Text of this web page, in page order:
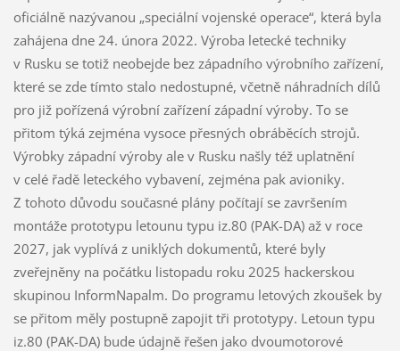
oficiálně nazývanou „speciální vojenské operace“, která byla
zahájena dne 24. února 2022. Výroba letecké techniky
v Rusku se totiž neobejde bez západního výrobního zařízení,
které se zde tímto stalo nedostupné, včetně náhradních dílů
pro již pořízená výrobní zařízení západní výroby. To se
přitom týká zejména vysoce přesných obráběcích strojů.
Výrobky západní výroby ale v Rusku našly též uplatnění
v celé řadě leteckého vybavení, zejména pak avioniky.
Z tohoto důvodu současné plány počítají se završením
montáže prototypu letounu typu iz.80 (PAK-DA) až v roce
2027, jak vyplívá z uniklých dokumentů, které byly
zveřejněny na počátku listopadu roku 2025 hackerskou
skupinou InformNapalm. Do programu letových zkoušek by
se přitom měly postupně zapojit tři prototypy. Letoun typu
iz.80 (PAK-DA) bude údajně řešen jako dvoumotorové